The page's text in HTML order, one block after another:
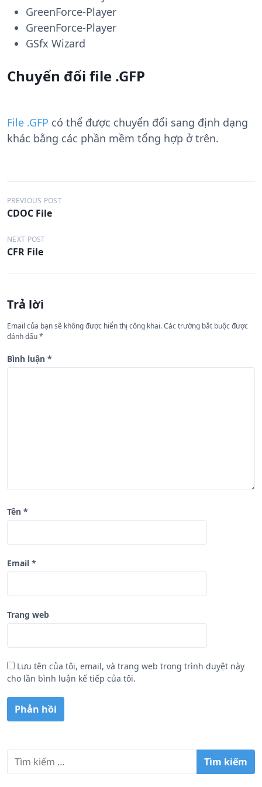
GreenForce-Player
GreenForce-Player
GSfx Wizard
Chuyển đổi file .GFP
File .GFP có thể được chuyển đổi sang định dạng
khác bằng các phần mềm tổng hợp ở trên.
Đ
i
ề
u
h
ớ
n
g
b
PREVIOUS POST
CDOC File
NEXT POST
CFR File
Trả lời
Email của bạn sẽ không được hiển thị công khai.Các trường bắt buộc được
đánh dấu*
Bình luận *
Tên *
Email *
Trang web
Lưu tên của tôi, email, và trang web trong trình duyệt này
cho lần bình luận kế tiếp của tôi.